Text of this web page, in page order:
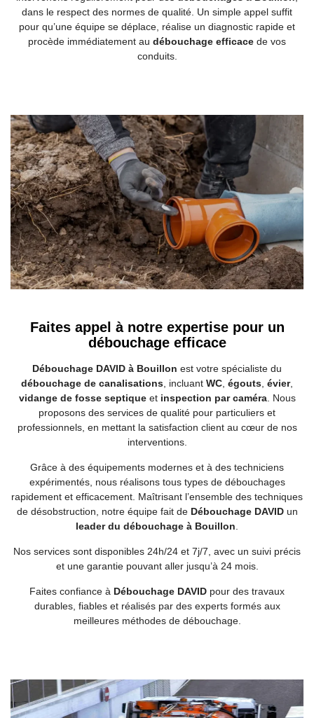
dans le respect des normes de qualité. Un simple appel suffit
pour qu’une équipe se déplace, réalise un diagnostic rapide et
procède immédiatement au débouchage efficace de vos
conduits.
Faites appel à notre expertise pour un
débouchage efficace
Débouchage DAVID à Bouillon est votre spécialiste du
débouchage de canalisations , incluant WC égouts évier,
vidange de fosse septiqueet inspection par caméra. Nous
proposons des services de qualité pour particuliers et
professionnels, en mettant la satisfaction client au cœur de nos
interventions.
Grâce à des équipements modernes et à des techniciens
expérimentés, nous réalisons tous types de débouchages
rapidement et efficacement. Maîtrisant l’ensemble des techniques
de désobstruction, notre équipe fait de Débouchage DAVIDun
leader du débouchage à Bouillon
Nos services sont disponibles 24h/24 et 7j/7, avec un suivi précis
et une garantie pouvant aller jusqu’à 24 mois.
Faites confiance à Débouchage DAVID pour des travaux
durables, fiables et réalisés par des experts formés aux
meilleures méthodes de débouchage.